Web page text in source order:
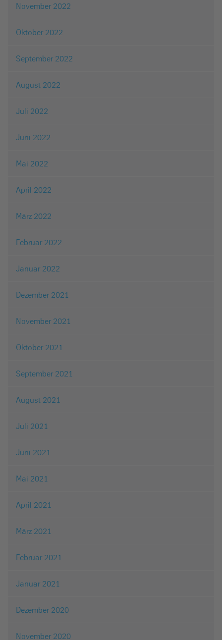
November 2022
Oktober 2022
September 2022
August 2022
Juli 2022
Juni 2022
Mai 2022
April 2022
März 2022
Februar 2022
Januar 2022
Dezember 2021
November 2021
Oktober 2021
September 2021
August 2021
Juli 2021
Juni 2021
Mai 2021
April 2021
März 2021
Februar 2021
Januar 2021
Dezember 2020
November 2020